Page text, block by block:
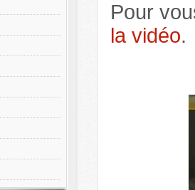
Pour
la vidéo.